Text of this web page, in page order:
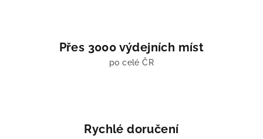
Přes 3000 výdejních míst
po celé ČR
Rychlé doručení